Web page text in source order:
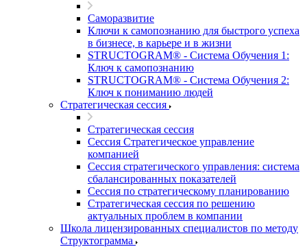
Саморазвитие
Ключи к самопознанию для быстрого успеха
в бизнесе, в карьере и в жизни
STRUCTOGRAM® - Система Обучения 1:
Ключ к самопознанию
STRUCTOGRAM® - Система Обучения 2:
Ключ к пониманию людей
Стратегическая сессия
Стратегическая сессия
Сессия Стратегическое управление
компанией
Сессия стратегического управления: система
сбалансированных показателей
Сессия по стратегическому планированию
Стратегическая сессия по решению
актуальных проблем в компании
Школа лицензированных специалистов по методу
Структограмма